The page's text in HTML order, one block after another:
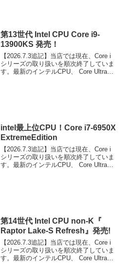
第13世代 Intel CPU Core i9-
13900KS 発売！
【2026.7.3追記】当店では現在、Core i
シリーズの取り扱いを順次終了していま
す。最新のインテルCPU、 Core Ultraシ
intel最上位CPU！Core i7-6950X
ExtremeEdition
【2026.7.3追記】当店では現在、Core i
シリーズの取り扱いを順次終了していま
す。最新のインテルCPU、 Core Ultraシ
第14世代 Intel CPU non-K『
Raptor Lake-S Refresh』発売!
【2026.7.3追記】当店では現在、Core i
シリーズの取り扱いを順次終了していま
す。最新のインテルCPU、 Core Ultraシ